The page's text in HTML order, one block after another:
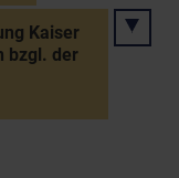
Kaiser
bzgl. der